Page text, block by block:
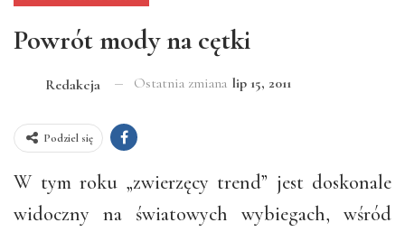
Powrót mody na cętki
Redakcja Ostatnia zmiana lip 15, 2011
Podziel się
W tym roku „zwierzęcy trend” jest doskonale
widoczny na światowych wybiegach, wśród